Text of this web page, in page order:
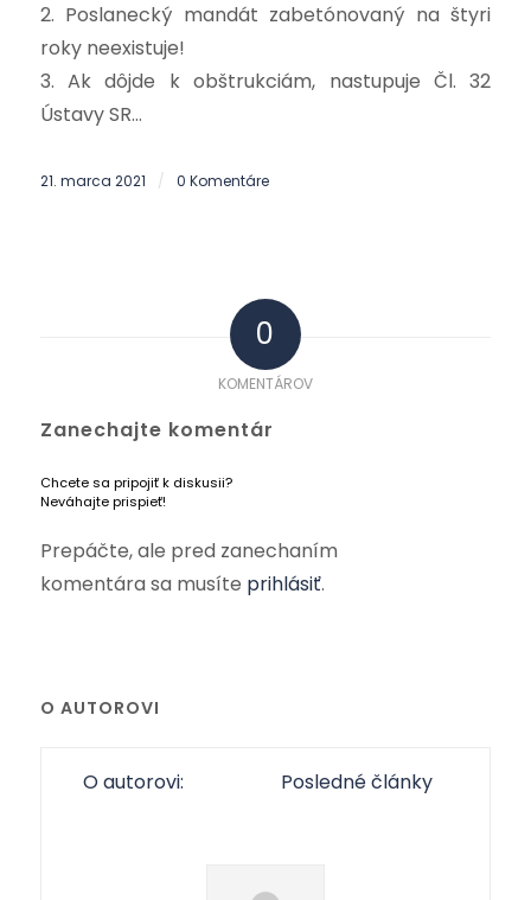
2. Poslanecký mandát zabetónovaný na štyri
roky neexistuje!
3. Ak dôjde k obštrukciám, nastupuje Čl. 32
Ústavy SR…
21. marca 2021 / 0 Komentáre
0
KOMENTÁROV
Zanechajte komentár
Chcete sa pripojiť k diskusii?
Neváhajte prispieť!
Prepáčte, ale pred zanechaním
komentára sa musíte prihlásiť.
O AUTOROVI
O autorovi: Posledné články